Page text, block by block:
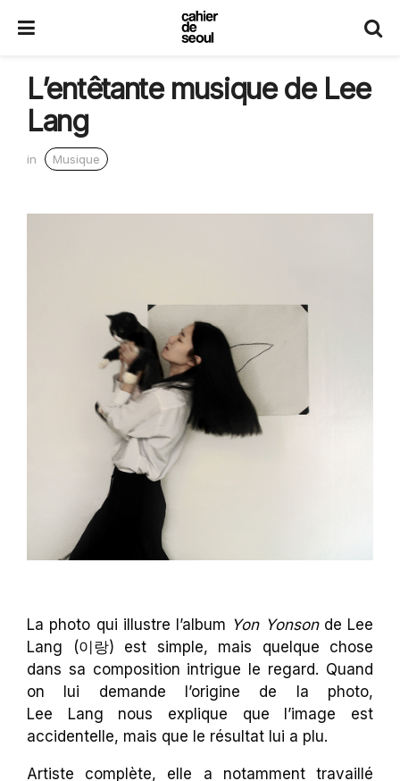
L’entêtante musique de Lee
Lang
in Musique
La photo qui illustre l’album Yon Yonsonde Lee
Lang (이랑) est simple, mais quelque chose
dans sa composition intrigue le regard. Quand
on lui demande l’origine de la photo,
Lee Lang nous explique que l’image est
accidentelle, mais que le résultat lui a plu.
Artiste complète, elle a notamment travaillé